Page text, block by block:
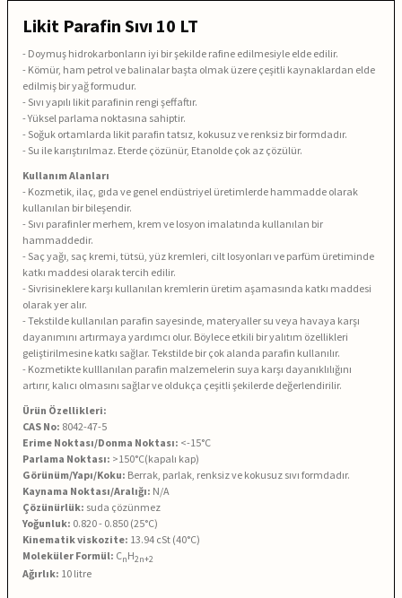
Likit Parafin Sıvı 10 LT
- Doymuş hidrokarbonların iyi bir şekilde rafine edilmesiyle elde edilir.
- Kömür, ham petrol ve balinalar başta olmak üzere çeşitli kaynaklardan elde
edilmiş bir yağ formudur.
- Sıvı yapılı likit parafinin rengi şeffaftır.
- Yüksel parlama noktasına sahiptir.
- Soğuk ortamlarda likit parafin tatsız, kokusuz ve renksiz bir formdadır.
- Su ile karıştırılmaz. Eterde çözünür, Etanolde çok az çözülür.
Kullanım Alanları
- Kozmetik, ilaç, gıda ve genel endüstriyel üretimlerde hammadde olarak
kullanılan bir bileşendir.
- Sıvı parafinler merhem, krem ve losyon imalatında kullanılan bir
hammaddedir.
- Saç yağı, saç kremi, tütsü, yüz kremleri, cilt losyonları ve parfüm üretiminde
katkı maddesi olarak tercih edilir.
- Sivrisineklere karşı kullanılan kremlerin üretim aşamasında katkı maddesi
olarak yer alır.
- Tekstilde kullanılan parafin sayesinde, materyaller su veya havaya karşı
dayanımını artırmaya yardımcı olur. Böylece etkili bir yalıtım özellikleri
geliştirilmesine katkı sağlar. Tekstilde bir çok alanda parafin kullanılır.
- Kozmetikte kulllanılan parafin malzemelerin suya karşı dayanıklılığını
artırır, kalıcı olmasını sağlar ve oldukça çeşitli şekilerde değerlendirilir.
Ürün Özellikleri:
CAS No: 8042-47-5
Erime Noktası/Donma Noktası: <-15°C
Parlama Noktası: >150°C(kapalı kap)
Görünüm/Yapı/Koku: Berrak, parlak, renksiz ve kokusuz sıvı formdadır.
Kaynama Noktası/Aralığı: N/A
Çözünürlük: suda çözünmez
Yoğunluk: 0.820 - 0.850 (25°C)
Kinematik viskozite: 13.94 cSt (40°C)
Moleküler Formül: CnH2n+2
Ağırlık: 10 litre